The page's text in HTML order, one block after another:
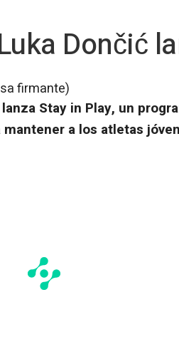
Dončić
firmante)
Stay in Play, un
a los atletas